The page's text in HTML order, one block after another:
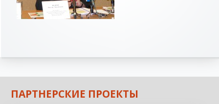
ПАРТНЕРСКИЕ ПРОЕКТЫ